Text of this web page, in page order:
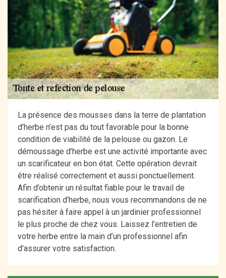
La présence des mousses dans la terre de plantation
d’herbe n’est pas du tout favorable pour la bonne
condition de viabilité de la pelouse ou gazon. Le
démoussage d’herbe est une activité importante avec
un scarificateur en bon état. Cette opération devrait
être réalisé correctement et aussi ponctuellement.
Afin d’obtenir un résultat fiable pour le travail de
scarification d’herbe, nous vous recommandons de ne
pas hésiter à faire appel à un jardinier professionnel
le plus proche de chez vous. Laissez l’entretien de
votre herbe entre la main d’un professionnel afin
d’assurer votre satisfaction.